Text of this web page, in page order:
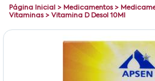
Página Inicial > Medicamentos>
Vitaminas> Vitamina D Desol 10Ml